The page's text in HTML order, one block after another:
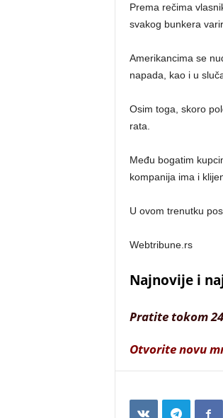
Prema rečima
svakog bunkera
Amerikancima se
napada, kao i u
Osim toga, skoro
rata.
Među bogatim
kompanija ima i
U ovom trenutku
Webtribune.rs
Najnovije i
Pratite tokom
Otvorite novu